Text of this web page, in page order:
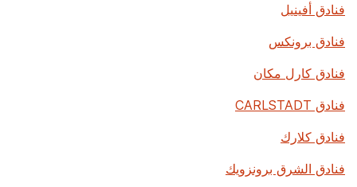
فنادق أفينيل
فنادق برونكس
فنادق كارل مكان
فنادق CARLSTADT
فنادق كلارك
فنادق الشرق برونزويك